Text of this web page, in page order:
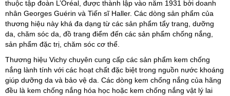
thuộc tập đoàn L’Oréal, được thành lập vào năm 1931 bởi doanh
nhân Georges Guérin và Tiến sĩ Haller. Các dòng sản phẩm của
thương hiệu này khá đa dạng từ các sản phẩm tẩy trang, dưỡng
da, chăm sóc da, đồ trang điểm đến các sản phẩm chống nắng,
sản phẩm đặc trị, chăm sóc cơ thể.
Thương hiệu Vichy chuyên cung cấp các sản phẩm kem chống
nắng lành tính với các hoạt chất đặc biệt trong nguồn nước khoáng
giúp dưỡng da và bảo vệ da. Các dòng kem chống nắng của hãng
đều là kem chống nắng hóa học hoặc kem chống nắng vật lý lai